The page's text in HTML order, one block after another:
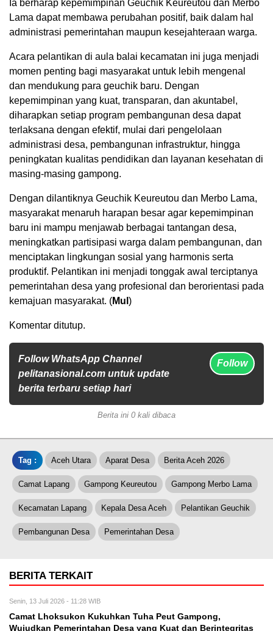
Ia berharap kepemimpinan Geuchik Keureutou dan Merbo
Lama dapat membawa perubahan positif, baik dalam hal
administrasi pemerintahan maupun kesejahteraan warga.
Acara pelantikan di aula balai kecamatan ini juga menjadi
momen penting bagi masyarakat untuk lebih mengenal
dan mendukung para geuchik baru. Dengan
kepemimpinan yang kuat, transparan, dan akuntabel,
diharapkan setiap program pembangunan desa dapat
terlaksana dengan efektif, mulai dari pengelolaan
administrasi desa, pembangunan infrastruktur, hingga
peningkatan kualitas pendidikan dan layanan kesehatan di
masing-masing gampong.
Dengan dilantiknya Geuchik Keureutou dan Merbo Lama,
masyarakat menaruh harapan besar agar kepemimpinan
baru ini mampu menjawab berbagai tantangan desa,
meningkatkan partisipasi warga dalam pembangunan, dan
menciptakan lingkungan sosial yang harmonis serta
produktif. Pelantikan ini menjadi tonggak awal terciptanya
pemerintahan desa yang profesional dan berorientasi pada
kemajuan masyarakat. (Mul )
Komentar ditutup.
Follow WhatsApp Channel
pelitanasional.com untuk update
berita terbaru setiap hari
Follow
Berita ini 0 kali dibaca
Tag : Aceh Utara Aparat Desa Berita Aceh 2026
Camat Lapang Gampong Keureutou Gampong Merbo Lama
Kecamatan Lapang Kepala Desa Aceh Pelantikan Geuchik
Pembangunan Desa Pemerintahan Desa
BERITA TERKAIT
Senin, 13 Juli 2026 - 11:28 WIB
Camat Lhoksukon Kukuhkan Tuha Peut Gampong,
Wujudkan Pemerintahan Desa yang Kuat dan Berintegritas